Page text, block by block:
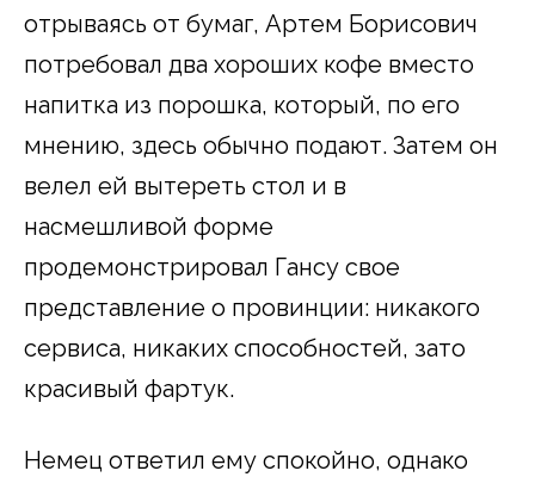
отрываясь от бумаг, Артем Борисович
потребовал два хороших кофе вместо
напитка из порошка, который, по его
мнению, здесь обычно подают. Затем он
велел ей вытереть стол и в
насмешливой форме
продемонстрировал Гансу свое
представление о провинции: никакого
сервиса, никаких способностей, зато
красивый фартук.
Немец ответил ему спокойно, однако